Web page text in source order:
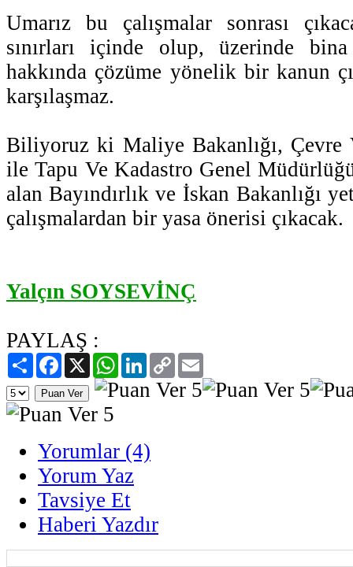
Umarız bu çalışmalar sonrası
sınırları içinde olup, üzerinde
hakkında çözüme yönelik bir kanun
karşılaşmaz.
Biliyoruz ki Maliye Bakanlığı, Çevre
ile Tapu Ve Kadastro Genel
alan Bayındırlık ve İskan Bakanlığı
çalışmalardan bir yasa önerisi çıkacak.
Yalçın SOYSEVİNÇ
PAYLAŞ :
PaylaşFacebook
X WhatsAppLinkedIn
Copy
Link
Yorumlar (4)
Yorum Yaz
Tavsiye Et
Haberi Yazdır